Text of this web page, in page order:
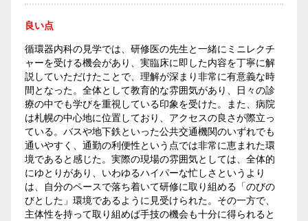
良い点
循環器内科の見学では、研修医の先生と一緒にミニレクチ
ャーを受ける機会があり、実臨床に即した内容を丁寧に解
説していただけたことで、理解が深まり非常に有意義な時
間となった。全体として教育的な雰囲気があり、日々の診
療の中でも学びを重視している印象を受けた。また、病院
は札幌の中心地に位置しており、アクセスの良さが際立っ
ている。バスや地下鉄といった公共交通機関のいずれでも
通いやすく、通勤の利便性という点では非常に恵まれた環
境であると感じた。実際の現場の雰囲気としては、全体的
にゆとりがあり、いわゆるハイパーな忙しさというより
は、自分のペースで落ち着いて研修に取り組める「のびの
びとした」環境であるように見受けられた。その一方で、
主体性を持って取り組めば手技の機会も十分に得られると